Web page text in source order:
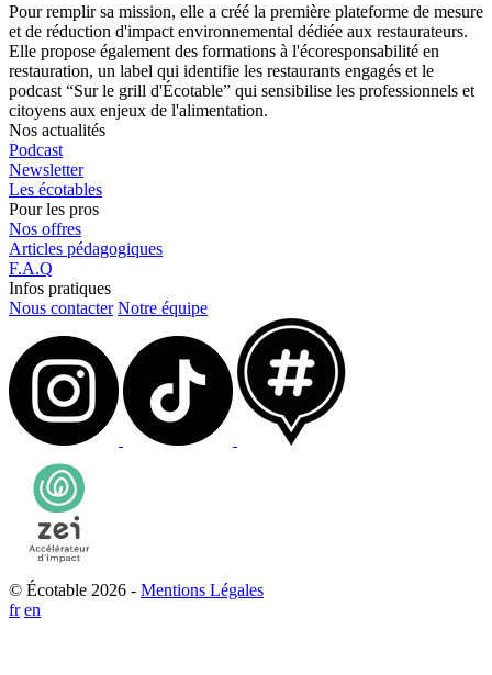
Pour remplir sa mission, elle a créé la première plateforme de mesure
et de réduction d'impact environnemental dédiée aux restaurateurs.
Elle propose également des formations à l'écoresponsabilité en
restauration, un label qui identifie les restaurants engagés et le
podcast “Sur le grill d'Écotable” qui sensibilise les professionnels et
citoyens aux enjeux de l'alimentation.
Nos actualités
Podcast
Newsletter
Les écotables
Pour les pros
Nos offres
Articles pédagogiques
F.A.Q
Infos pratiques
Nous contacter Notre équipe
© Écotable 2026 - Mentions Légales
fr en